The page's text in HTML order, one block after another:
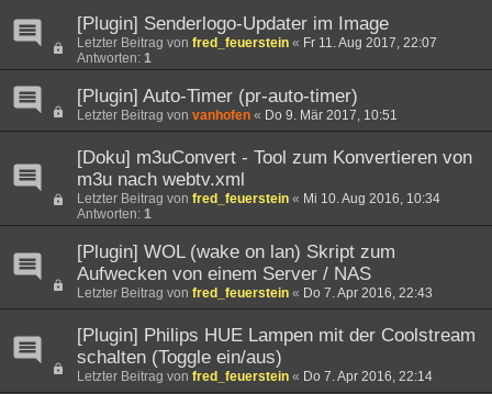
[Plugin] Senderlogo-Updater im Image
Letzter Beitrag von fred_feuerstein « Fr 11. Aug 2017, 22:07
Antworten: 1
[Plugin] Auto-Timer (pr-auto-timer)
Letzter Beitrag von vanhofen « Do 9. Mär 2017, 10:51
[Doku] m3uConvert - Tool zum Konvertieren von
m3u nach webtv.xml
Letzter Beitrag von fred_feuerstein « Mi 10. Aug 2016, 10:34
Antworten: 1
[Plugin] WOL (wake on lan) Skript zum
Aufwecken von einem Server / NAS
Letzter Beitrag von fred_feuerstein « Do 7. Apr 2016, 22:43
[Plugin] Philips HUE Lampen mit der Coolstream
schalten (Toggle ein/aus)
Letzter Beitrag von fred_feuerstein « Do 7. Apr 2016, 22:14